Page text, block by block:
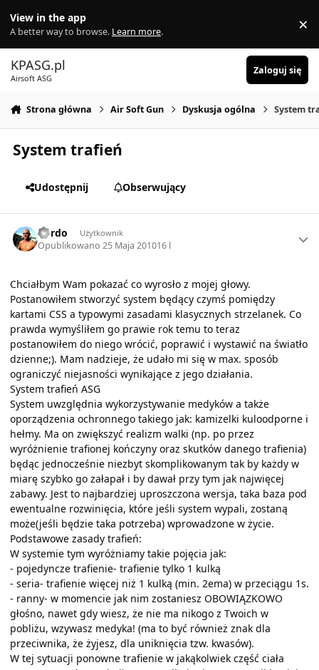
View in the app
A better way to browse. Learn more. ×
KPASG.pl
Airsoft ASG
Zaloguj się
Strona główna Air Soft Gun Dyskusja ogólna System
System trafień
Udostępnij Obserwujący
kordo Użytkownik
Opublikowano25 Maja 201016 l
Chciałbym Wam pokazać co wyrosło z mojej głowy.
Postanowiłem stworzyć system będący czymś pomiędzy
kartami CSS a typowymi zasadami klasycznych strzelanek. Co
prawda wymyśliłem go prawie rok temu to teraz
postanowiłem do niego wrócić, poprawić i wystawić na światło
dzienne;). Mam nadzieje, że udało mi się w max. sposób
ograniczyć niejasności wynikające z jego działania.
System trafień ASG
System uwzględnia wykorzystywanie medyków a także
oporządzenia ochronnego takiego jak: kamizelki kuloodporne i
hełmy. Ma on zwiększyć realizm walki (np. po przez
wyróżnienie trafionej kończyny oraz skutków danego trafienia)
będąc jednocześnie niezbyt skomplikowanym tak by każdy w
miarę szybko go załapał i by dawał przy tym jak najwięcej
zabawy. Jest to najbardziej uproszczona wersja, taka baza pod
ewentualne rozwinięcia, które jeśli system wypali, zostaną
może(jeśli będzie taka potrzeba) wprowadzone w życie.
Podstawowe zasady trafień:
W systemie tym wyróżniamy takie pojęcia jak:
- pojedyncze trafienie- trafienie tylko 1 kulką
- seria- trafienie więcej niż 1 kulką (min. 2ema) w przeciągu 1s.
- ranny- w momencie jak nim zostaniesz OBOWIĄZKOWO
głośno, nawet gdy wiesz, że nie ma nikogo z Twoich w
pobliżu, wzywasz medyka! (ma to być również znak dla
przeciwnika, że żyjesz, dla uniknięcia tzw. kwasów).
W tej sytuacji ponowne trafienie w jakąkolwiek część ciała